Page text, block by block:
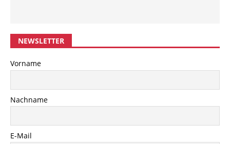
NEWSLETTER
Vorname
Nachname
E-Mail